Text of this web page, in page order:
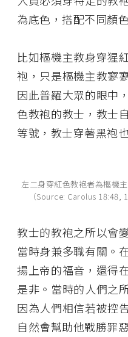
為底色，搭配不同顏
比如樞機主教身穿猩
袍，只是樞機主教寥
因此普羅大眾的眼中
色教袍的教士，教士
等號，教士穿著黑袍
左二身穿紅色教袍者為樞機
（Source: Carolus 18:48,
教士的教袍之所以會
當時身兼多職有關。
揚上帝的福音，還得
是非。當時的人們之
因為人們相信若被控
自然會幫助他戰勝罪